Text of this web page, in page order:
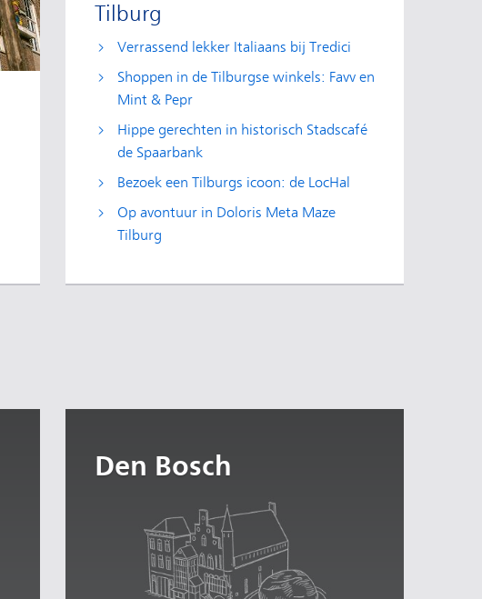
Tilburg
Verrassend lekker Italiaans bij Tredici
Shoppen in de Tilburgse winkels: Favv en
Mint & Pepr
Hippe gerechten in historisch Stadscafé
de Spaarbank
Bezoek een Tilburgs icoon: de LocHal
Op avontuur in Doloris Meta Maze
Tilburg
Den Bosch